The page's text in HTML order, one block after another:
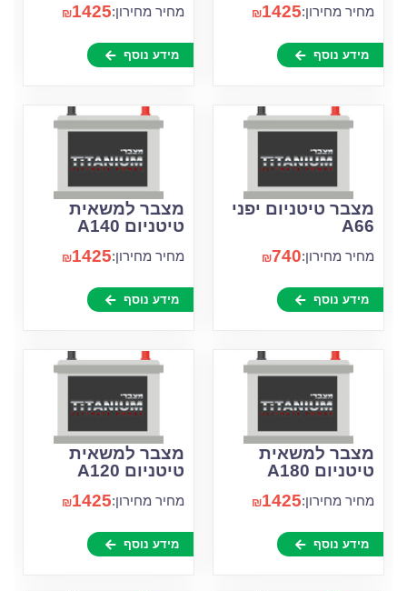
מחיר מחירון: ₪1425
מידע נוסף
מחיר מחירון: ₪1425
מידע נוסף
מצבר טיטניום יפני
A66
מחיר מחירון: ₪740
מידע נוסף
מצבר למשאית
טיטניום A140
מחיר מחירון: ₪1425
מידע נוסף
מצבר למשאית
טיטניום A180
מחיר מחירון: ₪1425
מידע נוסף
מצבר למשאית
טיטניום A120
מחיר מחירון: ₪1425
מידע נוסף